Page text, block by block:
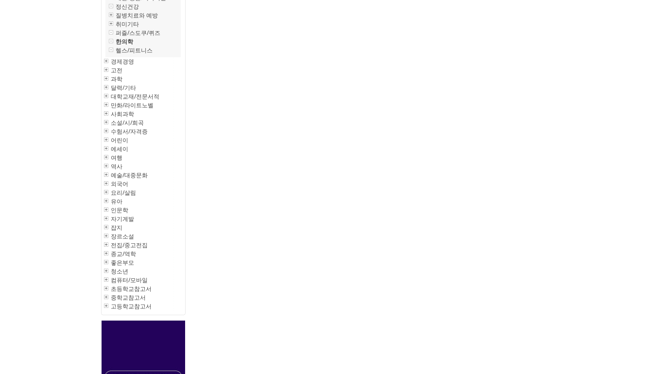
정신건강
질병치료와 예방
취미기타
퍼즐/스도쿠/퀴즈
한의학
헬스/피트니스
경제경영
고전
과학
달력/기타
대학교재/전문서적
만화/라이트노벨
사회과학
소설/시/희곡
수험서/자격증
어린이
에세이
여행
역사
예술/대중문화
외국어
요리/살림
유아
인문학
자기계발
잡지
장르소설
전집/중고전집
종교/역학
좋은부모
청소년
컴퓨터/모바일
초등학교참고서
중학교참고서
고등학교참고서